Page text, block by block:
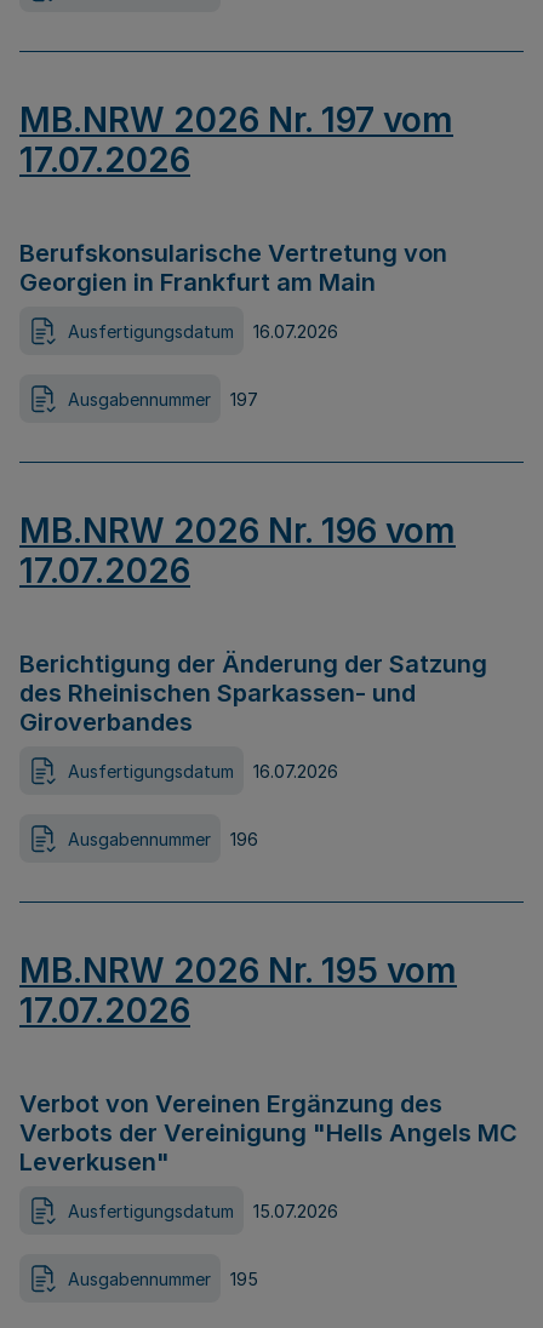
MB.NRW 2026 Nr. 197 vom
17.07.2026
Berufskonsularische Vertretung von
Georgien in Frankfurt am Main
Ausfertigungsdatum 16.07.2026
Ausgabennummer 197
MB.NRW 2026 Nr. 196 vom
17.07.2026
Berichtigung der Änderung der Satzung
des Rheinischen Sparkassen- und
Giroverbandes
Ausfertigungsdatum 16.07.2026
Ausgabennummer 196
MB.NRW 2026 Nr. 195 vom
17.07.2026
Verbot von Vereinen Ergänzung des
Verbots der Vereinigung "Hells Angels MC
Leverkusen"
Ausfertigungsdatum 15.07.2026
Ausgabennummer 195